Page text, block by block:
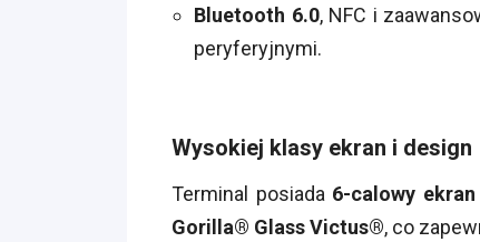
Bluetooth 6.0, NFC i
peryferyjnymi.
Wysokiej klasy ekran i design
Terminal posiada 6-calowy ekran
Gorilla® Glass Victus®, co